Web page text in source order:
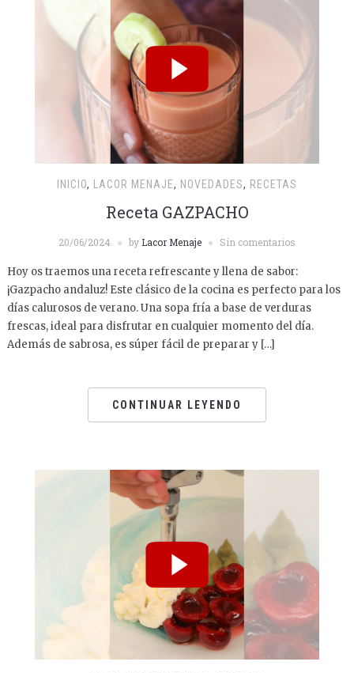
INICIO, LACOR MENAJE, NOVEDADES, RECETAS
Receta GAZPACHO
20/06/2024 by Lacor Menaje Sin comentarios
Hoy os traemos una receta refrescante y llena de sabor:
¡Gazpacho andaluz! Este clásico de la cocina es perfecto para los
días calurosos de verano. Una sopa fría a base de verduras
frescas, ideal para disfrutar en cualquier momento del día.
Además de sabrosa, es súper fácil de preparar y […]
CONTINUAR LEYENDO